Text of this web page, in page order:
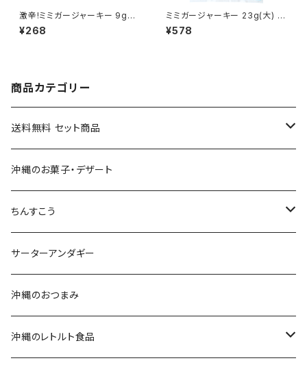
激辛!ミミガージャーキー 9g
(小) オキハム
¥268
ミミガージャーキー 23g(大) ぬ
ちまーす使用 オキハム
¥578
商品カテゴリー
送料無料 セット商品
おつまみセット
黒糖セット
沖縄そばセット
生麺・乾麺
三枚肉そば(ラフテーそば)
沖縄のお菓子・デザート
ちんすこう
沖縄南風堂
新垣菓子店
名嘉真製菓本舗
サーターアンダギー
沖縄のおつまみ
沖縄のレトルト食品